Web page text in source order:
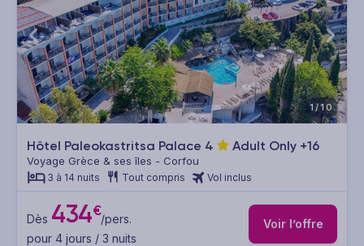
1/10
Hôtel Paleokastritsa Palace 4 Adult Only +16
Voyage Grèce & ses îles - Corfou
3 à 14 nuits Tout compris Vol inclus
Dès 434€/pers.
pour 4 jours / 3 nuits
Voir l’offre